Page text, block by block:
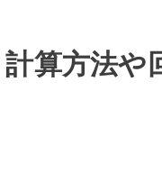
算方法や